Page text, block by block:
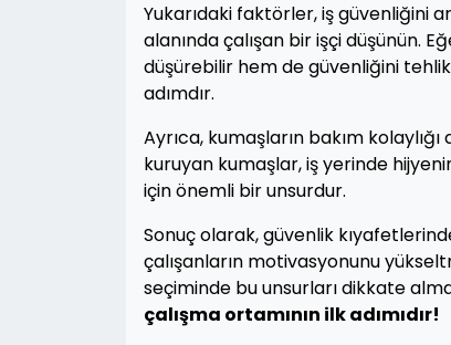
Yukarıdaki faktörler, iş güvenliğini
alanında çalışan bir işçi düşünün.
düşürebilir hem de güvenliğini
adımdır.
Ayrıca, kumaşların bakım
kuruyan kumaşlar, iş yerinde
için önemli bir unsurdur.
Sonuç olarak, güvenlik
çalışanların motivasyonunu
seçiminde bu unsurları dikkate
çalışma ortamının ilk adımıdır!